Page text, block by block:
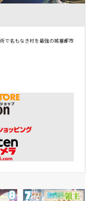
で名もなき村を最強の城塞都市